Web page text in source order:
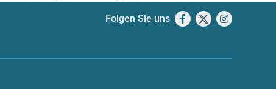
Folgen Sie uns Facebook
X Instagram